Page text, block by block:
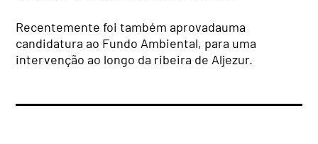
Recentemente foi também aprovadauma
candidatura ao Fundo Ambiental, para uma
intervenção ao longo da ribeira de Aljezur.